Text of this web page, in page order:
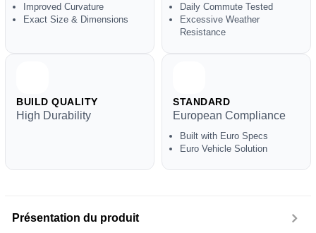
Improved Curvature
Exact Size & Dimensions
Daily Commute Tested
Excessive Weather
Resistance
BUILD QUALITY
High Durability
STANDARD
European Compliance
Built with Euro Specs
Euro Vehicle Solution
Présentation du produit